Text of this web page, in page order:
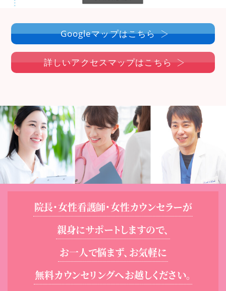
Googleマップはこちら
詳しいアクセスマップはこちら
院長・女性看護師・女性カウンセラーが
親身にサポートしますので、
お一人で悩まず、お気軽に
無料カウンセリングへお越しください。